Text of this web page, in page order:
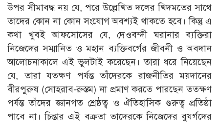
উপর সীমাবদ্ধ নয় যে, পরে উল্লেখিত দলের খিদমতের সাথে
তাদের কোন না কোন সংযোগ অবশ্যই থাকতে হবে। কিন্তু এ
কথা খুবই আফসোসের যে, দেওবন্দী ঘরানার ব্যক্তিরা
নিজেদের সম্মানিত ও মহান ব্যক্তিবর্গের জীবনী ও অবদান
আলোচনাকালে এই ভুলটাই করেছেন। তারা ধরে নিয়েছেন
যে, তারা যতক্ষণ পর্যন্ত তাঁদেরকে রাজনীতির ময়দানের
বীরপুরুষ (সোহরাব-রুস্তম) না প্রমাণ করতে পারছেন ততক্ষণ
পর্যন্ত তাঁদের জ্ঞানগত শ্রেষ্ঠত্ব ও ঐতিহাসিক গুরুত্ব প্রতিষ্ঠা
পাবে না। চিন্তার এই বক্রতা তাদেরকে নিজেদের বুযর্গদের